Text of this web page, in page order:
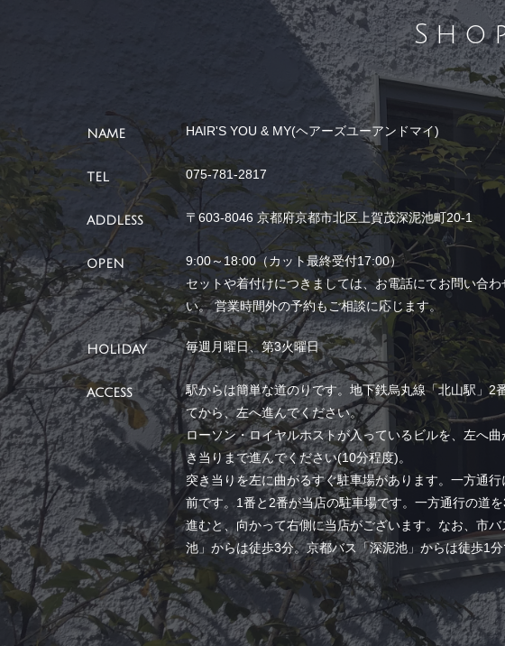
NAME HAIR'S YOU & MY(ヘアーズユーアンドマイ)
TEL 075-781-2817
ADDLESS 〒603-8046 京都府京都市北区上賀茂深泥池町20-1
OPEN
9:00～18:00（カット最終受付17:00）
セットや着付けにつきましては、お電話にてお問い合わ
い。 営業時間外の予約もご相談に応じます。
HOLIDAY 毎週月曜日、第3火曜日
ACCESS
駅からは簡単な道のりです。地下鉄烏丸線「北山駅」2
てから、左へ進んでください。
ローソン・ロイヤルホストが入っているビルを、左へ曲
き当りまで進んでください(10分程度)。
突き当りを左に曲がるすぐ駐車場があります。一方通行
前です。1番と2番が当店の駐車場です。一方通行の道
進むと、向かって右側に当店がございます。なお、市
池」からは徒歩3分。京都バス「深泥池」からは徒歩1分